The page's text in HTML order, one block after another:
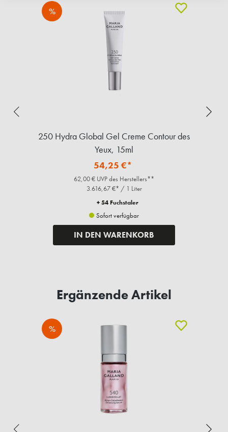
%
250 Hydra Global Gel Creme Contour des
Yeux, 15ml
54,25 €*
62,00 € UVP des Herstellers**
3.616,67 €* / 1 Liter
+ 54 Fuchstaler
Sofort verfügbar
IN DEN WARENKORB
Ergänzende Artikel
%